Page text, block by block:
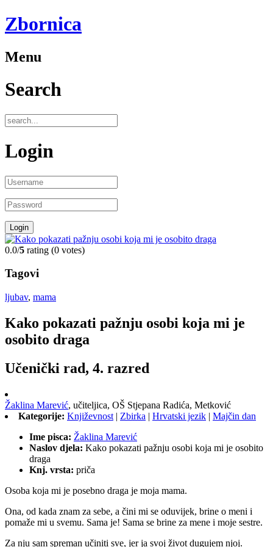
Zbornica
Menu
Search
Login
0.0/5 rating (0 votes)
Tagovi
ljubav, mama
Kako pokazati pažnju osobi koja mi je
osobito draga
Učenički rad, 4. razred
Žaklina Marević, učiteljica, OŠ Stjepana Radića, Metković
Kategorije: Književnost | Zbirka | Hrvatski jezik | Majčin dan
Ime pisca: Žaklina Marević
Naslov djela: Kako pokazati pažnju osobi koja mi je osobito
draga
Knj. vrsta: priča
Osoba koja mi je posebno draga je moja mama.
Ona, od kada znam za sebe, a čini mi se oduvijek, brine o meni i
pomaže mi u svemu. Sama je! Sama se brine za mene i moje sestre.
Za nju sam spreman učiniti sve, jer ja svoj život dugujem njoj.